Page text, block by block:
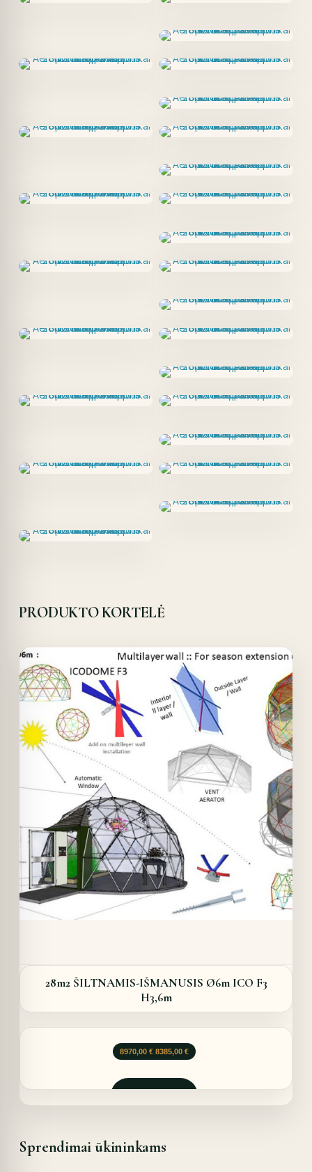
PRODUKTO KORTELĖ
Details
Offer!
28m2 ŠILTNAMIS-IŠMANUSIS Ø6m ICO F3
H3,6m
8970,00 € Original
was:
8385,00 €Current
is:
Sprendimai ūkininkams